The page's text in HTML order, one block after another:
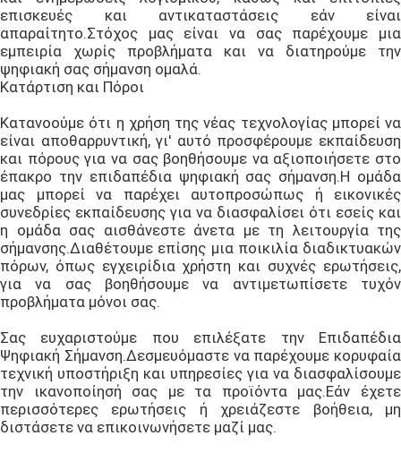
επισκευές και αντικαταστάσεις εάν είναι
απαραίτητο.Στόχος μας είναι να σας παρέχουμε μια
εμπειρία χωρίς προβλήματα και να διατηρούμε την
ψηφιακή σας σήμανση ομαλά.
Κατάρτιση και Πόροι
Κατανοούμε ότι η χρήση της νέας τεχνολογίας μπορεί να
είναι αποθαρρυντική, γι' αυτό προσφέρουμε εκπαίδευση
και πόρους για να σας βοηθήσουμε να αξιοποιήσετε στο
έπακρο την επιδαπέδια ψηφιακή σας σήμανση.Η ομάδα
μας μπορεί να παρέχει αυτοπροσώπως ή εικονικές
συνεδρίες εκπαίδευσης για να διασφαλίσει ότι εσείς και
η ομάδα σας αισθάνεστε άνετα με τη λειτουργία της
σήμανσης.Διαθέτουμε επίσης μια ποικιλία διαδικτυακών
πόρων, όπως εγχειρίδια χρήστη και συχνές ερωτήσεις,
για να σας βοηθήσουμε να αντιμετωπίσετε τυχόν
προβλήματα μόνοι σας.
Σας ευχαριστούμε που επιλέξατε την Επιδαπέδια
Ψηφιακή Σήμανση.Δεσμευόμαστε να παρέχουμε κορυφαία
τεχνική υποστήριξη και υπηρεσίες για να διασφαλίσουμε
την ικανοποίησή σας με τα προϊόντα μας.Εάν έχετε
περισσότερες ερωτήσεις ή χρειάζεστε βοήθεια, μη
διστάσετε να επικοινωνήσετε μαζί μας.